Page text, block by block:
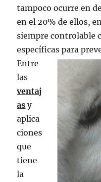
tampoco ocurre en
en el 20% de ellos,
siempre controlable
específicas para
Entre
las
ventaj
as y
aplica
ciones
que
tiene
la